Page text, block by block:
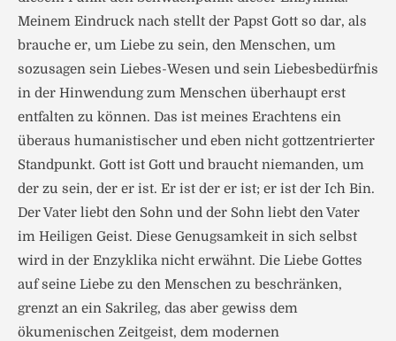
Meinem Eindruck nach stellt der Papst Gott so dar, als
brauche er, um Liebe zu sein, den Menschen, um
sozusagen sein Liebes-Wesen und sein Liebesbedürfnis
in der Hinwendung zum Menschen überhaupt erst
entfalten zu können. Das ist meines Erachtens ein
überaus humanistischer und eben nicht gottzentrierter
Standpunkt. Gott ist Gott und braucht niemanden, um
der zu sein, der er ist. Er ist der er ist; er ist der Ich Bin.
Der Vater liebt den Sohn und der Sohn liebt den Vater
im Heiligen Geist. Diese Genugsamkeit in sich selbst
wird in der Enzyklika nicht erwähnt. Die Liebe Gottes
auf seine Liebe zu den Menschen zu beschränken,
grenzt an ein Sakrileg, das aber gewiss dem
ökumenischen Zeitgeist, dem modernen